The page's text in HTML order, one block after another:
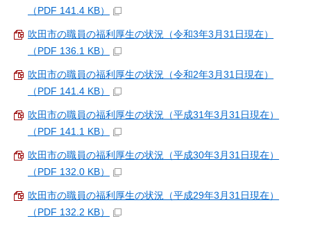
（PDF 141.4 KB）
吹田市の職員の福利厚生の状況（令和3年3月31日現在）
（PDF 136.1 KB）
吹田市の職員の福利厚生の状況（令和2年3月31日現在）
（PDF 141.4 KB）
吹田市の職員の福利厚生の状況（平成31年3月31日現在）
（PDF 141.1 KB）
吹田市の職員の福利厚生の状況（平成30年3月31日現在）
（PDF 132.0 KB）
吹田市の職員の福利厚生の状況（平成29年3月31日現在）
（PDF 132.2 KB）